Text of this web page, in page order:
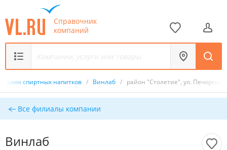
Справочник
компаний
спиртных напитков / Винлаб / район "Столетие", ул.
Все филиалы компании
Винлаб